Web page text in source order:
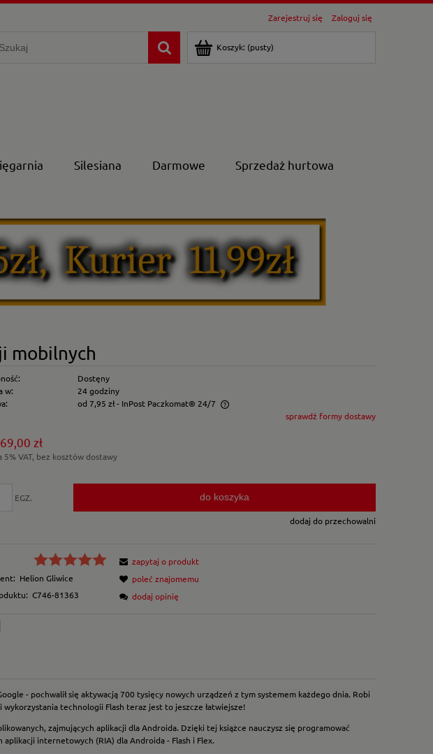
Zarejestruj się Zaloguj się
Koszyk: (pusty)
Silesiana Darmowe Sprzedaż hurtowa
mobilnych
Dostęny
w:
24 godziny
od 7,95 zł- InPost Paczkomat® 24/7
płatności
sprawdź formy dostawy
69,00 zł
5% VAT, bez kosztów dostawy
EGZ. do koszyka
dodaj do przechowalni
Helion Gliwice
C746-81363
zapytaj o produkt
poleć znajomemu
dodaj opinię
- pochwalił się aktywacją 700 tysięcy nowych urządzeń z tym systemem każdego dnia. Robi
technologii Flash teraz jest to jeszcze łatwiejsze!
zajmujących aplikacji dla Androida. Dzięki tej książce nauczysz się programować
internetowych (RIA) dla Androida - Flash i Flex.